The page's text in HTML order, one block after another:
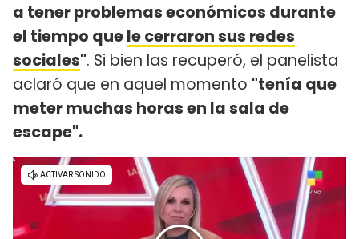
a tener problemas económicos durante
el tiempo quele cerraron sus redes
sociales". Si bien las recuperó, el panelista
aclaró que en aquel momento "tenía que
meter muchas horas en la sala de
escape".